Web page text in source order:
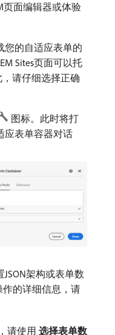
页面编辑器或体验
您的自适应表单的​
Sites页面可以托
请仔细选择正确
图标。此时将打
应表单容器对话
架构或表单数
作的详细信息，请
请使用​ 选择表单数